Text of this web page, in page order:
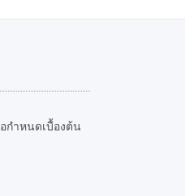
กำหนดเบื้องต้น